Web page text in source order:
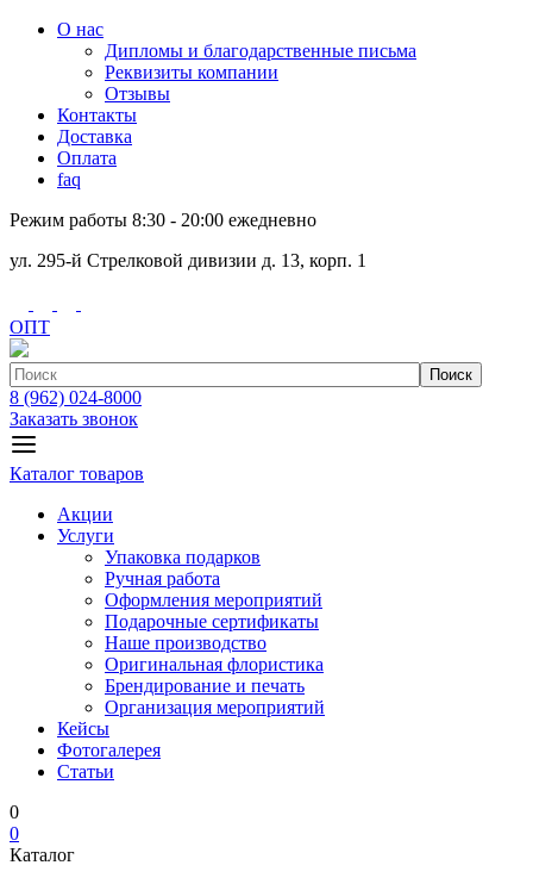
О нас
Дипломы и благодарственные письма
Реквизиты компании
Отзывы
Контакты
Доставка
Оплата
faq
Режим работы 8:30 - 20:00 ежедневно
ул. 295-й Стрелковой дивизии д. 13, корп. 1
ОПТ
Поиск
8 (962) 024-8000
Заказать звонок
Каталог товаров
Акции
Услуги
Упаковка подарков
Ручная работа
Оформления мероприятий
Подарочные сертификаты
Наше производство
Оригинальная флористика
Брендирование и печать
Организация мероприятий
Кейсы
Фотогалерея
Статьи
0
0
Каталог